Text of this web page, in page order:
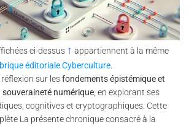
ci-dessus ↑ appartiennent à la même
éditoriale Cyberculture.
sur lesfondements épistémique et
souveraineté numérique , en explorant ses
cognitives et cryptographiques. Cette
La présente chronique consacré à la